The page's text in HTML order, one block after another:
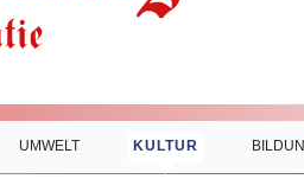
UMWELT KULTUR